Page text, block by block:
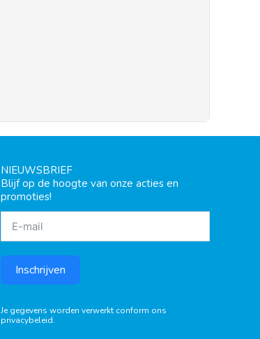
NIEUWSBRIEF
Blijf op de hoogte van onze acties en
promoties!
Inschrijven
Je gegevens worden verwerkt conform ons
privacybeleid.